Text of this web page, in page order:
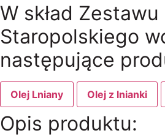
W skład Zestawu
Staropolskiego
następujące
Olej Lniany Olej z lnianki
Opis produktu: